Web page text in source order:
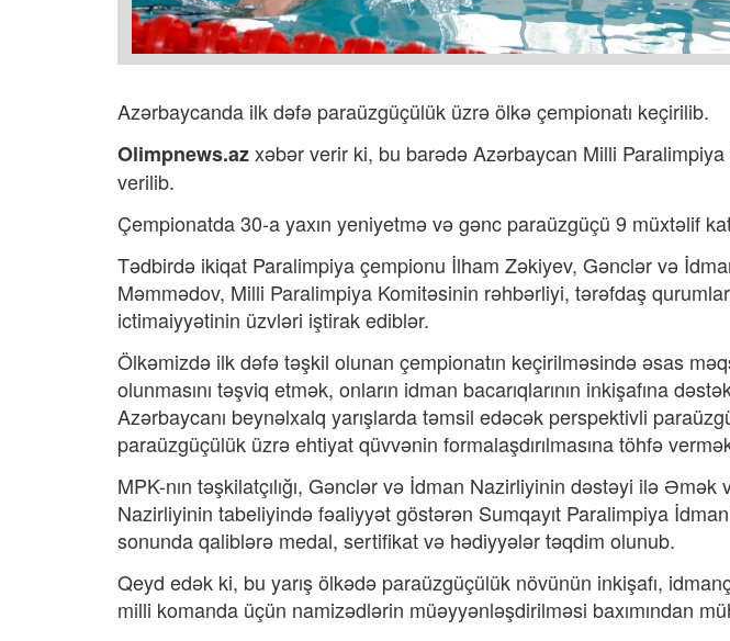
Azərbaycanda ilk dəfə paraüzgüçülük üzrə ölkə çempionatı keçirilib.
Olimpnews.azxəbər verir ki, bu barədəAzərbaycan Milli
verilib.
Çempionatda 30-a yaxın yeniyetmə və gənc paraüzgüçü 9 müxtəlif
Tədbirdə ikiqat Paralimpiya çempionu İlham Zəkiyev, Gənclər və
Məmmədov, Milli Paralimpiya Komitəsinin rəhbərliyi, tərəfdaş
ictimaiyyətinin üzvləri iştirak ediblər.
Ölkəmizdə ilk dəfə təşkil olunan çempionatın keçirilməsində əsas
olunmasını təşviq etmək, onların idman bacarıqlarının inkişafına
Azərbaycanı beynəlxalq yarışlarda təmsil edəcək perspektivli
paraüzgüçülük üzrə ehtiyat qüvvənin formalaşdırılmasına töhfə
MPK-nın təşkilatçılığı, Gənclər və İdman Nazirliyinin dəstəyi ilə
Nazirliyinin tabeliyində fəaliyyət göstərən Sumqayıt Paralimpiya
sonunda qaliblərə medal, sertifikat və hədiyyələr təqdim olunub.
Qeyd edək ki, bu yarış ölkədə paraüzgüçülük növünün inkişafı,
milli komanda üçün namizədlərin müəyyənləşdirilməsi baxımından